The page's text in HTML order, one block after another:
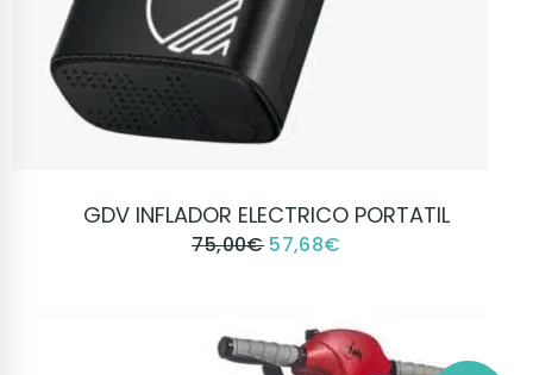
VER PRODUCTO
GDV INFLADOR ELECTRICO PORTATIL
75,00€ 57,68€